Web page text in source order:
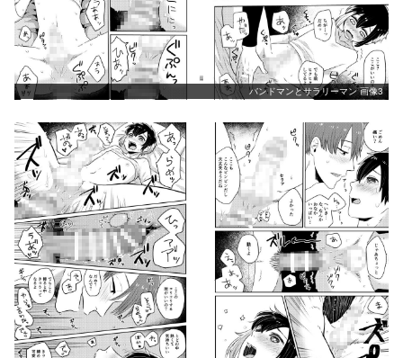
バンドマンとサラリーマン 画像3